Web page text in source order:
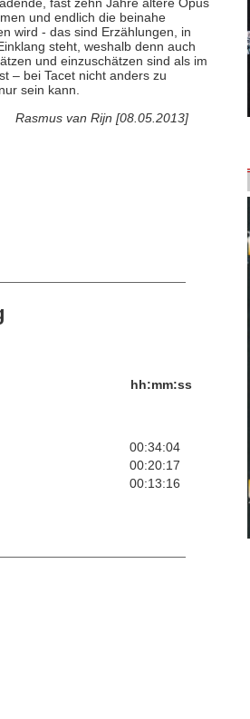
fast zehn Jahre ältere Opus
und endlich die beinahe
wird - das sind Erzählungen, in
steht, weshalb denn auch
und einzuschätzen sind als im
– bei Tacet nicht anders zu
sein kann.
Rasmus van Rijn [08.05.2013]
hh:mm:ss
00:34:04
00:20:17
00:13:16